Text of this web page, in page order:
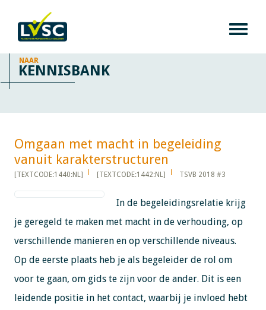
NAAR
KENNISBANK
Omgaan met macht in begeleiding
vanuit karakterstructuren​​​​​​
[TEXTCODE:1440:NL] [TEXTCODE:1442:NL] TSVB 2018 #3
In de begeleidingsrelatie krijg
je geregeld te maken met macht in de verhouding, op
verschillende manieren en op verschillende niveaus.
Op de eerste plaats heb je als begeleider de rol om
voor te gaan, om gids te zijn voor de ander. Dit is een
leidende positie in het contact, waarbij je invloed hebt